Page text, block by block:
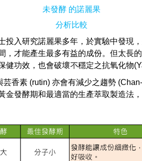
未發酵 的諾麗果
分析比較
入研究諾麗果多年，於實驗中發現
，才能產生最多有益的成份。但太長
功效，也會破壞不穩定之抗氧化物
素 (rutin) 亦會有減少之趨勢
發酵期和最適當的生產萃取製造法